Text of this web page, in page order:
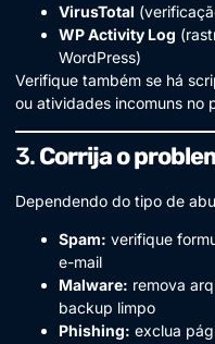
VirusTotal
WP Activity Log
WordPress)
Verifique também se há
ou atividades incomuns no
3.Corrija o
Dependendo do tipo de
Spam: verifique
e-mail
Malware: remova
backup limpo
Phishing: exclua